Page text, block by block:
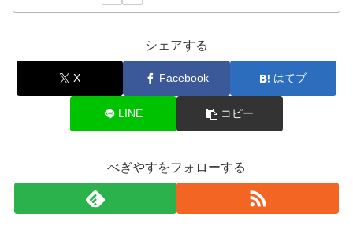
シェアする
X Facebook はてブ
LINE コピー
べぎやすをフォローする